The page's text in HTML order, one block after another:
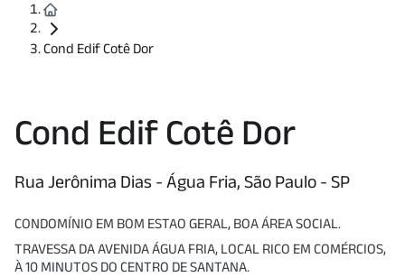
Cond Edif Cotê Dor
Cond Edif Cotê Dor
Rua Jerônima Dias - Água Fria, São Paulo - SP
CONDOMÍNIO EM BOM ESTAO GERAL, BOA ÁREA SOCIAL.
TRAVESSA DA AVENIDA ÁGUA FRIA, LOCAL RICO EM COMÉRCIOS,
À 10 MINUTOS DO CENTRO DE SANTANA.